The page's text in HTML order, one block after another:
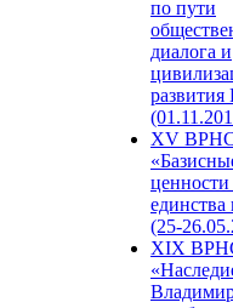
по пути
диалога и
развития
XV
единства
(25-
XIX